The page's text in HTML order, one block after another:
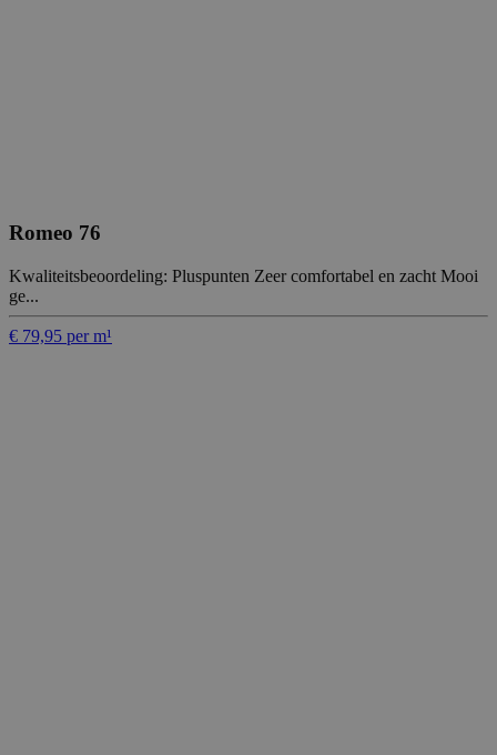
Romeo 76
Kwaliteitsbeoordeling: Pluspunten Zeer comfortabel en zacht Mooi
ge...
€ 79,95 per m¹